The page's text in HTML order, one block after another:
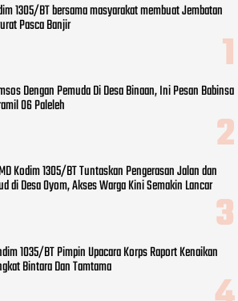
1305/BT bersama masyarakat membuat Jembatan
Pasca Banjir
Dengan Pemuda Di Desa Binaan, Ini Pesan Babinsa
06 Paleleh
Kodim 1305/BT Tuntaskan Pengerasan Jalan dan
di Desa Oyom, Akses Warga Kini Semakin Lancar
1035/BT Pimpin Upacara Korps Raport Kenaikan
Bintara Dan Tamtama